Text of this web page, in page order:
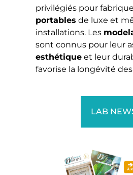
privilégiés pour
portables de luxe et
installations. Les
sont connus pour leur
esthétique et leur
favorise la longévité
LAB